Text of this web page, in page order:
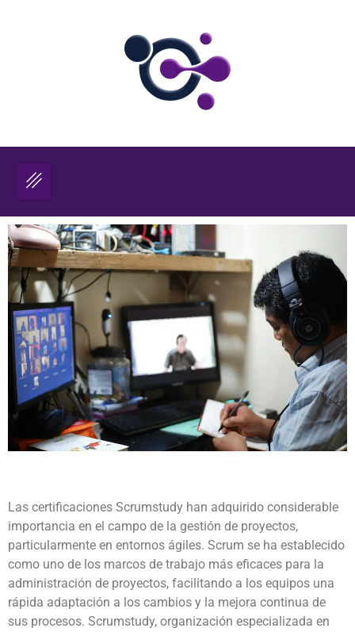
Las certificaciones Scrumstudy han adquirido considerable
importancia en el campo de la gestión de proyectos,
particularmente en entornos ágiles. Scrum se ha establecido
como uno de los marcos de trabajo más eficaces para la
administración de proyectos, facilitando a los equipos una
rápida adaptación a los cambios y la mejora continua de
sus procesos. Scrumstudy, organización especializada en